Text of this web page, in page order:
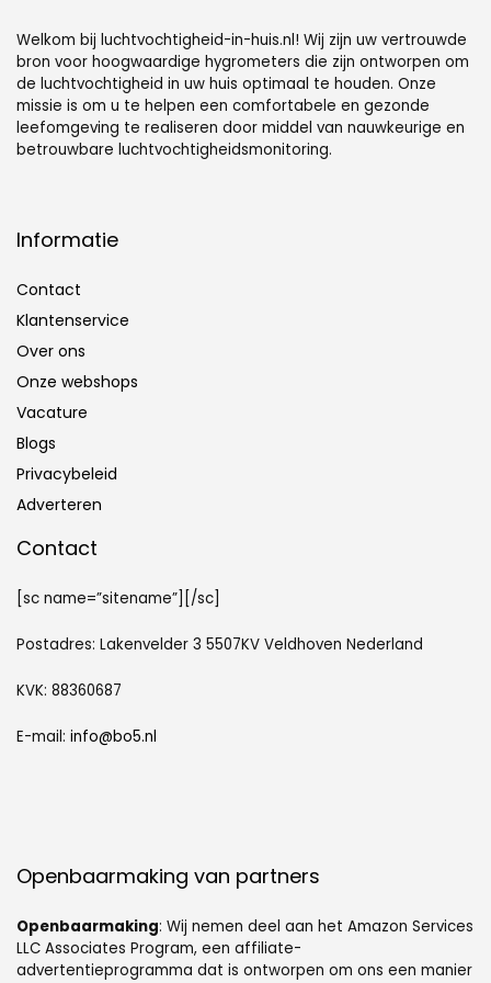
Botiniv
Welkom bij luchtvochtigheid-in-huis.nl! Wij zijn uw vertrouwde
bron voor hoogwaardige hygrometers die zijn ontworpen om
de luchtvochtigheid in uw huis optimaal te houden. Onze
missie is om u te helpen een comfortabele en gezonde
leefomgeving te realiseren door middel van nauwkeurige en
betrouwbare luchtvochtigheidsmonitoring.
Informatie
Contact
Klantenservice
Over ons
Onze webshops
Vacature
Blogs
Privacybeleid
Adverteren
Contact
[sc name=”sitename”][/sc]
Postadres: Lakenvelder 3 5507KV Veldhoven Nederland
KVK: 88360687
E-mail: info@bo5.nl
Openbaarmaking van partners
Openbaarmaking: Wij nemen deel aan het Amazon Services
LLC Associates Program, een affiliate-
advertentieprogramma dat is ontworpen om ons een manier